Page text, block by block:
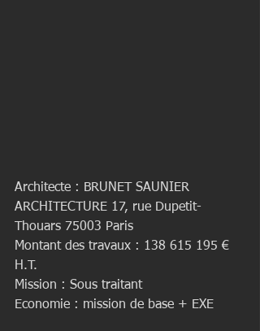
Architecte : BRUNET SAUNIER
ARCHITECTURE 17, rue Dupetit-
Thouars 75003 Paris
Montant des travaux : 138 615 195 €
H.T.
Mission : Sous traitant
Economie : mission de base + EXE